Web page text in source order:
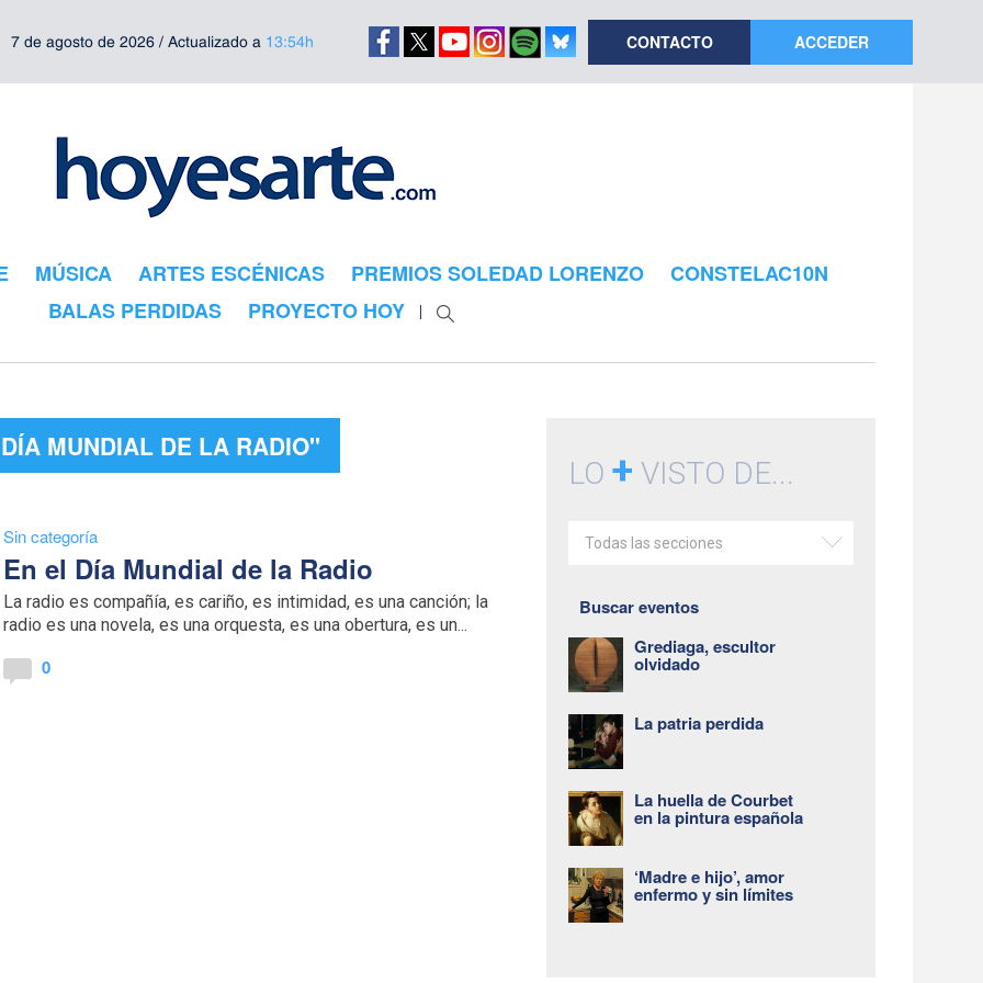
7 de agosto de 2026 / Actualizado a 13:54h CONTACTO ACCEDER
MÚSICA ARTES ESCÉNICAS PREMIOS SOLEDAD LORENZO
CONSTELAC10N
BALAS PERDIDAS
PROYECTO HOY
MUNDIAL DE LA RADIO"
Sin categoría
En el Día Mundial de la Radio
La radio es compañía, es cariño, es intimidad, es una canción; la
radio es una novela, es una orquesta, es una obertura, es un...
0
LO+ VISTO DE...
Todas las secciones
Buscar eventos
Grediaga, escultor
olvidado
La patria perdida
La huella de Courbet
en la pintura española
‘Madre e hijo’, amor
enfermo y sin límites